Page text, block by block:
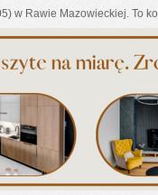
w Rawie Mazowieckiej. To